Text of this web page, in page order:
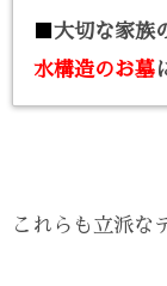
■大切な家族
水構造のお墓
これらも立派な